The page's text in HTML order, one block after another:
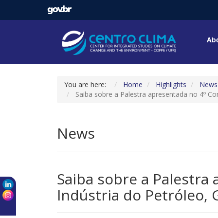
You are here: Home Highlights
News
Saiba sobre a Palestra apresentada no 4º
News
Saiba sobre a Palestra
Indústria do Petróleo,